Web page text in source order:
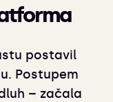
postavil
Postupem
– začala